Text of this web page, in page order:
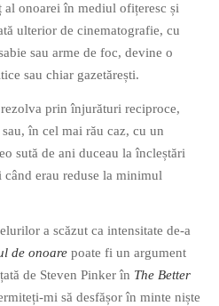
al onoarei în mediul ofițeresc și
ulterior de cinematografie, cu
sau arme de foc, devine o
sau chiar gazetărești.
prin înjurături reciproce,
în cel mai rău caz, cu un
sută de ani duceau la încleștări
erau reduse la minimul
a scăzut ca intensitate de-a
de onoare poate fi un argument
de Steven Pinker în The Better
mi să desfășor în minte niște